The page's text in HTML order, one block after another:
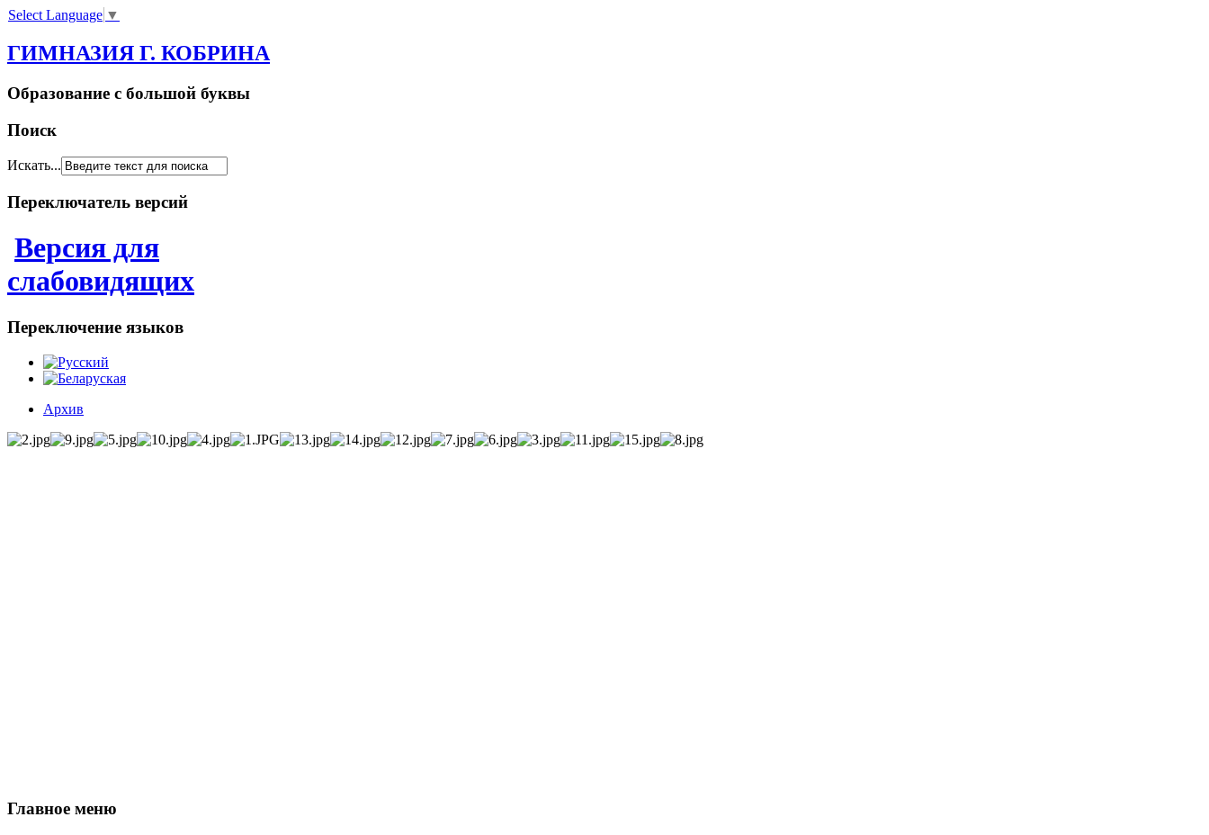
Select Language ▼
ГИМНАЗИЯ Г. КОБРИНА
Образование с большой буквы
Поиск
Искать...
Переключатель версий
Версия для
слабовидящих
Переключение языков
Архив
Главное меню